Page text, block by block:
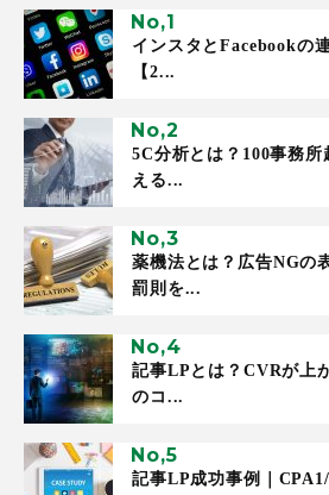
インスタとFacebookの
【2...
5C分析とは？100事務
える...
薬機法とは？広告NGの
罰則を...
記事LPとは？CVRが上
のコ...
記事LP成功事例｜